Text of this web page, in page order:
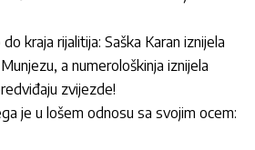
kraja rijalitija: Saška Karan iznijela
a numerološkinja iznijela
zvijezde!
je u lošem odnosu sa svojim ocem: